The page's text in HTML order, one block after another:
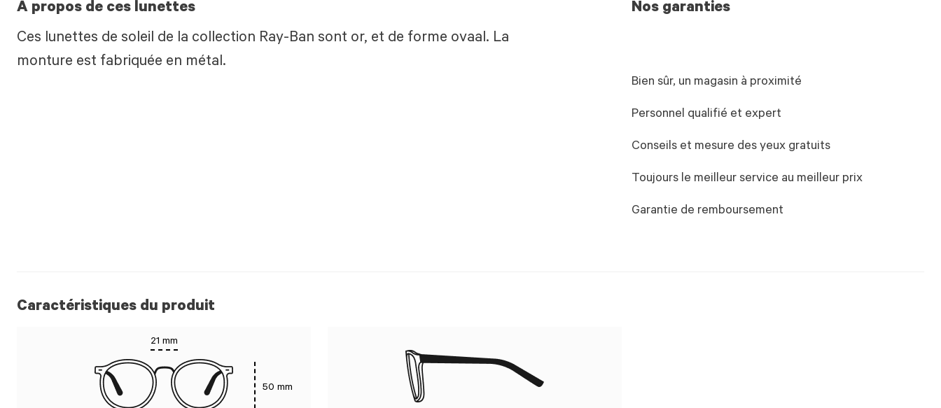
À propos de ces lunettes
Ces lunettes de soleil de la collection Ray-Ban sont or, et de forme ovaal. La
monture est fabriquée en métal.
Nos garanties
Bien sûr, un magasin à proximité
Personnel qualifié et expert
Conseils et mesure des yeux gratuits
Toujours le meilleur service au meilleur prix
Garantie de remboursement
Caractéristiques du produit
21 mm
50 mm